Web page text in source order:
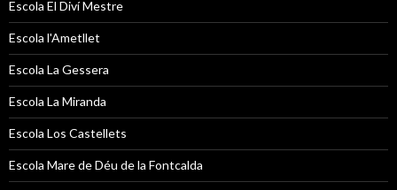
Escola El Diví Mestre
Escola l'Ametllet
Escola La Gessera
Escola La Miranda
Escola Los Castellets
Escola Mare de Déu de la Fontcalda